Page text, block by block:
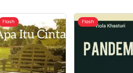
Flash Flash